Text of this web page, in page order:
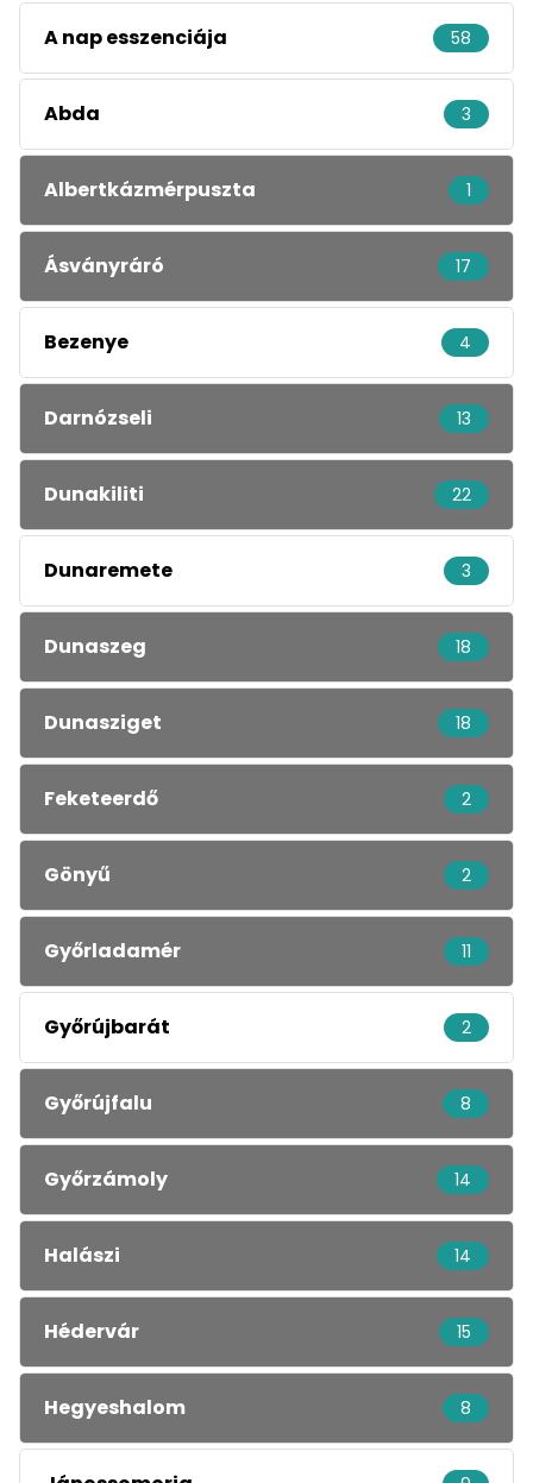
A nap esszenciája 58
Abda 3
Albertkázmérpuszta 1
Ásványráró 17
Bezenye 4
Darnózseli 13
Dunakiliti 22
Dunaremete 3
Dunaszeg 18
Dunasziget 18
Feketeerdő 2
Gönyű 2
Győrladamér 11
Győrújbarát 2
Győrújfalu 8
Győrzámoly 14
Halászi 14
Hédervár 15
Hegyeshalom 8